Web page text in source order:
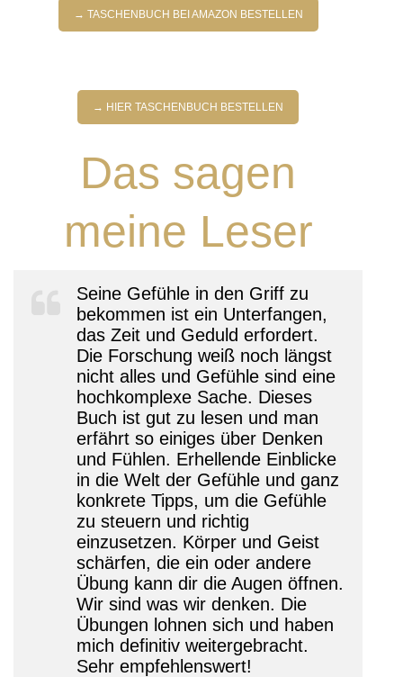
→ TASCHENBUCH BEI AMAZON BESTELLEN
→ HIER TASCHENBUCH BESTELLEN
Das sagen
meine Leser
Seine Gefühle in den Griff zu
bekommen ist ein Unterfangen,
das Zeit und Geduld erfordert.
Die Forschung weiß noch längst
nicht alles und Gefühle sind eine
hochkomplexe Sache. Dieses
Buch ist gut zu lesen und man
erfährt so einiges über Denken
und Fühlen. Erhellende Einblicke
in die Welt der Gefühle und ganz
konkrete Tipps, um die Gefühle
zu steuern und richtig
einzusetzen. Körper und Geist
schärfen, die ein oder andere
Übung kann dir die Augen öffnen.
Wir sind was wir denken. Die
Übungen lohnen sich und haben
mich definitiv weitergebracht.
Sehr empfehlenswert!